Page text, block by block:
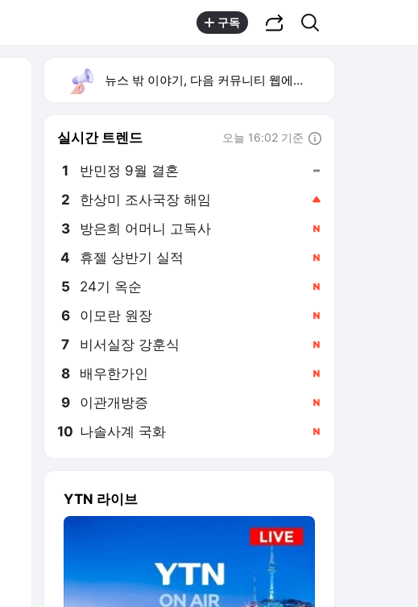
구독
뉴스 밖 이야기, 다음 커뮤니티 웹에서 보기
실시간 트렌드 오늘 16:02 기준
1 반민정 9월 결혼
2 한상미 조사국장 해임
3 방은희 어머니 고독사
4 휴젤 상반기 실적
5 24기 옥순
6 이모란 원장
7 비서실장 강훈식
8 배우한가인
9 이관개방증
10 나솔사계 국화
YTN 라이브